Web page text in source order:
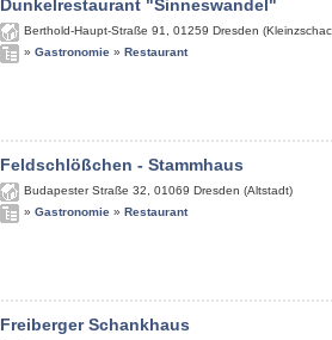
Dunkelrestaurant "Sinneswandel"
Berthold-Haupt-Straße 91 01259 Dresden
» Gastronomie » Restaurant
Feldschlößchen - Stammhaus
Budapester Straße 32 01069 Dresden (Altstadt)
» Gastronomie » Restaurant
Freiberger Schankhaus